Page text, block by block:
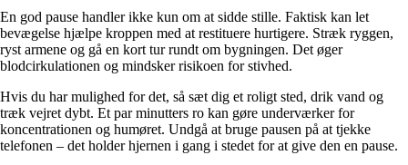
En god pause handler ikke kun om at sidde stille. Faktisk kan let
bevægelse hjælpe kroppen med at restituere hurtigere. Stræk ryggen,
ryst armene og gå en kort tur rundt om bygningen. Det øger
blodcirkulationen og mindsker risikoen for stivhed.
Hvis du har mulighed for det, så sæt dig et roligt sted, drik vand og
træk vejret dybt. Et par minutters ro kan gøre underværker for
koncentrationen og humøret. Undgå at bruge pausen på at tjekke
telefonen – det holder hjernen i gang i stedet for at give den en pause.